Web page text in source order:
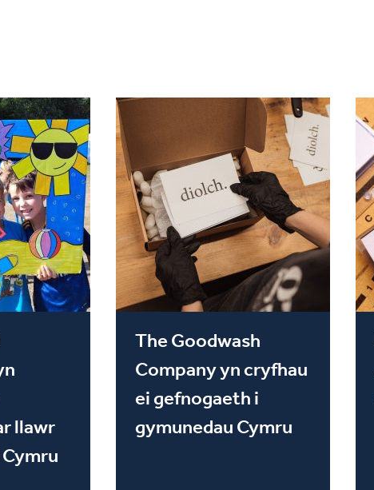
llawr
The Goodwash
Company yn cryfhau
ei gefnogaeth i
gymunedau Cymru